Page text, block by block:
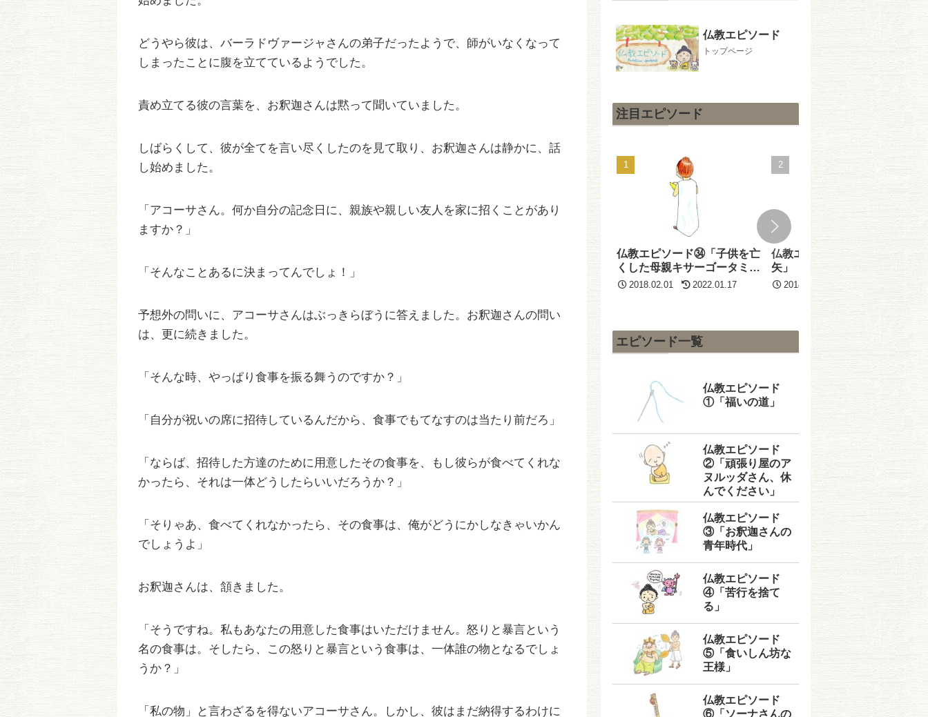
どうやら彼は、バーラドヴァージャさんの弟子だったようで、師がいなくなって
しまったことに腹を立てているようでした。
責め立てる彼の言葉を、お釈迦さんは黙って聞いていました。
しばらくして、彼が全てを言い尽くしたのを見て取り、お釈迦さんは静かに、話
し始めました。
「アコーサさん。何か自分の記念日に、親族や親しい友人を家に招くことがあり
ますか？」
「そんなことあるに決まってんでしょ！」
予想外の問いに、アコーサさんはぶっきらぼうに答えました。お釈迦さんの問い
は、更に続きました。
「そんな時、やっぱり食事を振る舞うのですか？」
「自分が祝いの席に招待しているんだから、食事でもてなすのは当たり前だろ」
「ならば、招待した方達のために用意したその食事を、もし彼らが食べてくれな
かったら、それは一体どうしたらいいだろうか？」
「そりゃあ、食べてくれなかったら、その食事は、俺がどうにかしなきゃいかん
でしょうよ」
お釈迦さんは、頷きました。
「そうですね。私もあなたの用意した食事はいただけません。怒りと暴言という
名の食事は。そしたら、この怒りと暴言という食事は、一体誰の物となるでしょ
うか？」
「私の物」と言わざるを得ないアコーサさん。しかし、彼はまだ納得するわけに
仏教エピソード
トップページ
注目エピソード
仏教エピソード㉞「子供を亡
くした母親キサーゴータミ
ー」2018.02.01 2022.01.17
仏教エピソード⑫「第二の
矢」
2014.02.01 2025.11.21
エピソード一覧
仏教エピソード
①「福いの道」
仏教エピソード
②「頑張り屋のア
ヌルッダさん、休
んでください」
仏教エピソード
③「お釈迦さんの
青年時代」
仏教エピソード
④「苦行を捨て
る」
仏教エピソード
⑤「食いしん坊な
王様」
仏教エピソード
⑥「ソーナさんの